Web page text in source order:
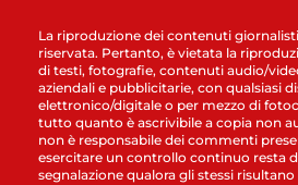
La riproduzione dei contenuti
riservata. Pertanto, è vietata la
di testi, fotografie, contenuti audio/
aziendali e pubblicitarie, con qualsiasi
elettronico/digitale o per mezzo di
tutto quanto è ascrivibile a copia non
non è responsabile dei commenti
esercitare un controllo continuo resta
segnalazione qualora gli stessi